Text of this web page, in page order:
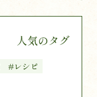
人気のタグ
#レシピ